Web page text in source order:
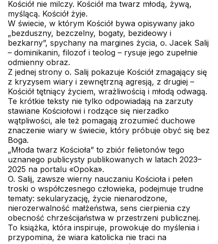
Kościół nie milczy. Kościół ma twarz młodą, żywą,
myślącą. Kościół żyje.
W świecie, w którym Kościół bywa opisywany jako
„bezduszny, bezczelny, bogaty, bezideowy i
bezkarny”, spychany na margines życia, o. Jacek Salij
– dominikanin, filozof i teolog – rysuje jego zupełnie
odmienny obraz.
Z jednej strony o. Salij pokazuje Kościół zmagający się
z kryzysem wiary i zewnętrzną agresją, z drugiej –
Kościół tętniący życiem, wrażliwością i młodą odwagą.
Te krótkie teksty nie tylko odpowiadają na zarzuty
stawiane Kościołowi i rodzące się nierzadko
wątpliwości, ale też pomagają zrozumieć duchowe
znaczenie wiary w świecie, który próbuje obyć się bez
Boga.
„Młoda twarz Kościoła” to zbiór felietonów tego
uznanego publicysty publikowanych w latach 2023–
2025 na portalu «Opoka».
O. Salij, zawsze wierny nauczaniu Kościoła i pełen
troski o współczesnego człowieka, podejmuje trudne
tematy: sekularyzację, życie nienarodzone,
nierozerwalność małżeństwa, sens cierpienia czy
obecność chrześcijaństwa w przestrzeni publicznej.
To książka, która inspiruje, prowokuje do myślenia i
przypomina, że wiara katolicka nie traci na